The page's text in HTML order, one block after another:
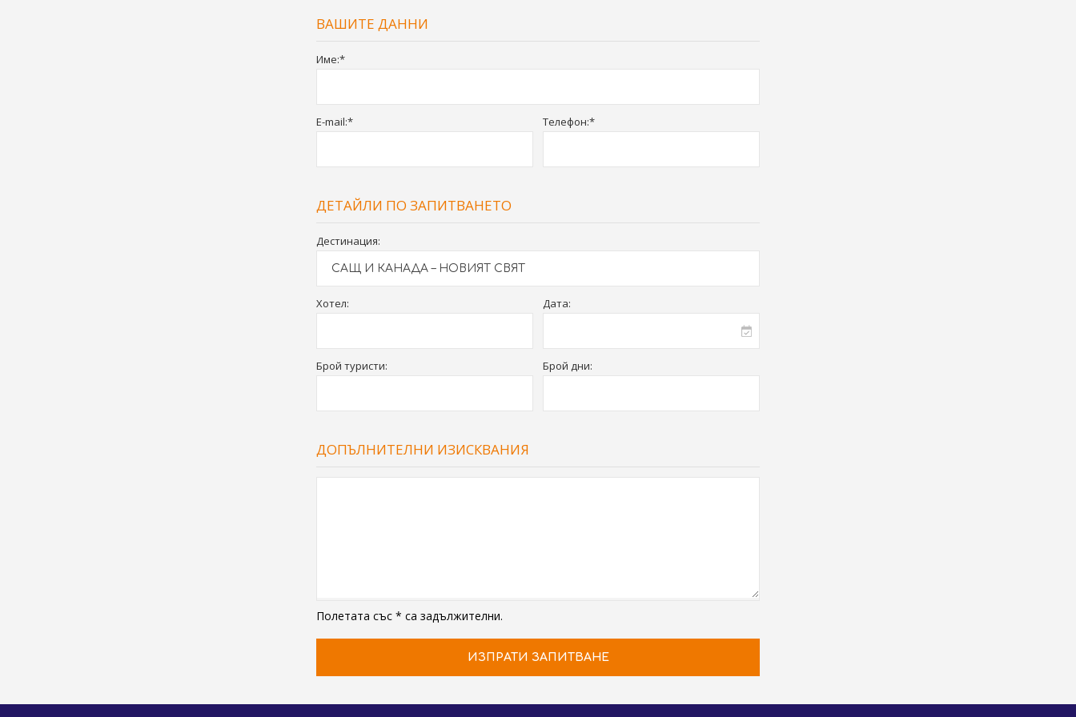
ВАШИТЕ ДАННИ
Име:*
E-mail:* Телефон:*
ДЕТАЙЛИ ПО ЗАПИТВАНЕТО
Дестинация:
Хотел: Дата:
Брой туристи: Брой дни:
ДОПЪЛНИТЕЛНИ ИЗИСКВАНИЯ
Полетата със * са задължителни.